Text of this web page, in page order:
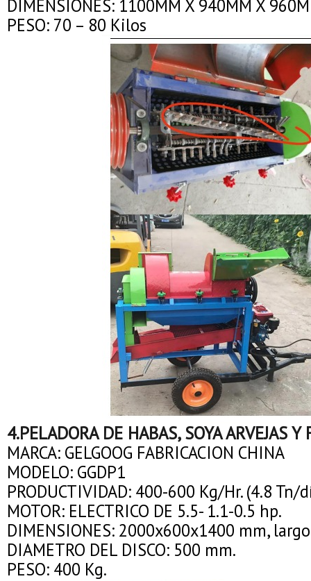
DIMENSIONES: 1100MM X 940MM X
PESO: 70 – 80 Kilos
4.PELADORA DE HABAS, SOYA ARVEJAS Y
MARCA: GELGOOG FABRICACION CHINA
MODELO: GGDP1
PRODUCTIVIDAD: 400-600 Kg/Hr. (4.8 Tn/
MOTOR: ELECTRICO DE 5.5- 1.1-0.5 hp.
DIMENSIONES: 2000x600x1400 mm,
DIAMETRO DEL DISCO: 500 mm.
PESO: 400 Kg.